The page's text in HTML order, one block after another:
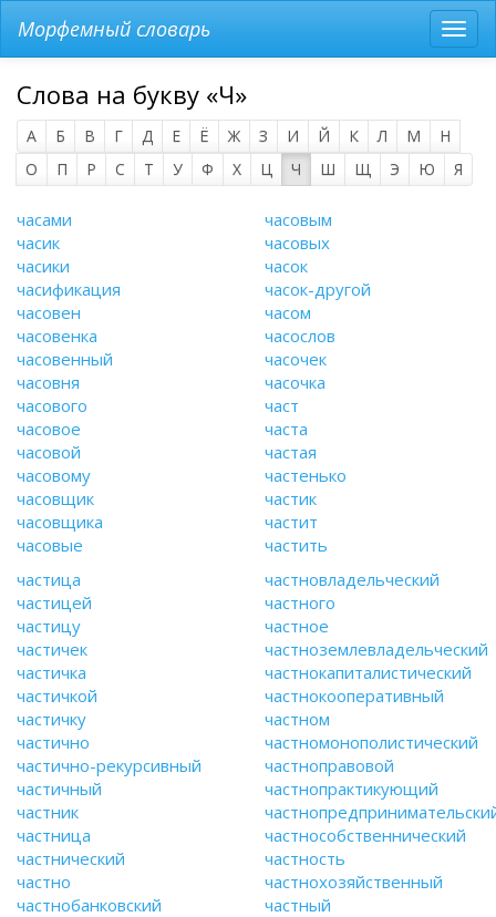
меню
Морфемный словарь
Слова на букву «Ч»
А Б В Г Д Е Ё Ж З И Й К Л М
Н
О
П Р С Т У Ф Х Ц Ч Ш Щ Э Ю Я
часами
часик
часики
часификация
часовен
часовенка
часовенный
часовня
часового
часовое
часовой
часовому
часовщик
часовщика
часовые
часовым
часовых
часок
часок-другой
часом
часослов
часочек
часочка
част
часта
частая
частенько
частик
частит
частить
частица
частицей
частицу
частичек
частичка
частичкой
частичку
частично
частично-рекурсивный
частичный
частник
частница
частнический
частно
частнобанковский
частновладельческий
частного
частное
частноземлевладельческий
частнокапиталистический
частнокооперативный
частном
частномонополистический
частноправовой
частнопрактикующий
частнособственнический
частность
частнохозяйственный
частный